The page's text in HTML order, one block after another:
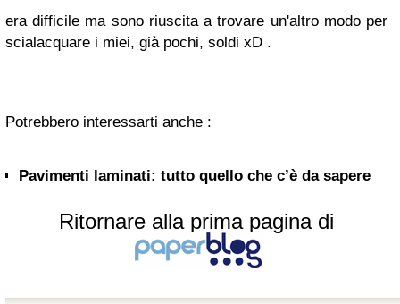
era difficile ma sono riuscita a trovare un'altro modo per
scialacquare i miei, già pochi, soldi xD .
Potrebbero interessarti anche :
Pavimenti laminati: tutto quello che c’è da sapere
Ritornare alla prima pagina di